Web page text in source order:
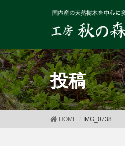
投稿
HOME IMG_0738